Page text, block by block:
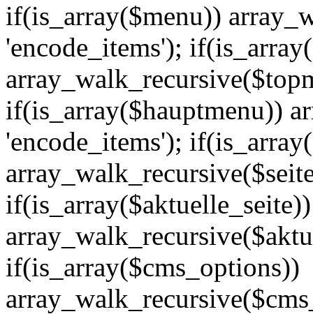
if(is_array($menu))
'encode_items');
if(is_array($hauptmenu))
'encode_items');
if(is_array($aktuelle_seite))
if(is_array($cms_options))